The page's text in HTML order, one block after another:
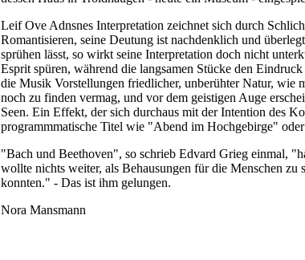
Leif Ove Adnsnes Interpretation zeichnet sich durch
Romantisieren, seine Deutung ist nachdenklich und
sprühen lässt, so wirkt seine Interpretation doch nicht
Esprit spüren, während die langsamen Stücke den
die Musik Vorstellungen friedlicher, unberühter Natur, wie
noch zu finden vermag, und vor dem geistigen Auge
Seen. Ein Effekt, der sich durchaus mit der Intention des
programmmatische Titel wie "Abend im Hochgebirge"
"Bach und Beethoven", so schrieb Edvard Grieg einmal,
wollte nichts weiter, als Behausungen für die Menschen
konnten." - Das ist ihm gelungen.
Nora Mansmann